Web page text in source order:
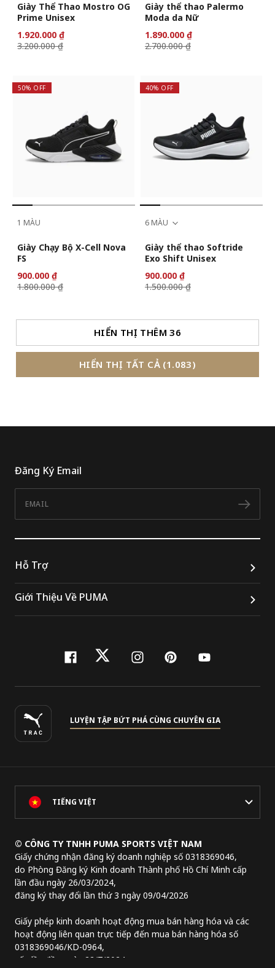
Giày Thể Thao Mostro OG
Prime Unisex
1.920.000 ₫
3.200.000 ₫
Giày thể thao Palermo
Moda da Nữ
1.890.000 ₫
2.700.000 ₫
50% OFF
1 MÀU
Giày Chạy Bộ X-Cell Nova
FS
900.000 ₫
1.800.000 ₫
40% OFF
6 MÀU
Giày thể thao Softride
Exo Shift Unisex
900.000 ₫
1.500.000 ₫
HIỂN THỊ THÊM 36
HIỂN THỊ TẤT CẢ (1.083)
Đăng Ký Email
Hỗ Trợ
Giới Thiệu Về PUMA
facebook
twitterinstagram
pinterest
youtube
LUYỆN TẬP BỨT PHÁ CÙNG CHUYÊN GIA
TIẾNG VIỆT
© CÔNG TY TNHH PUMA SPORTS VIỆT NAM
Giấy chứng nhận đăng ký doanh nghiệp số 0318369046,
do Phòng Đăng ký Kinh doanh Thành phố Hồ Chí Minh cấp
lần đầu ngày 26/03/2024,
đăng ký thay đổi lần thứ 3 ngày 09/04/2026
Giấy phép kinh doanh hoạt động mua bán hàng hóa và các
hoạt động liên quan trực tiếp đến mua bán hàng hóa số
0318369046/KD-0964,
cấp lần đầu ngày 22/7/2024.